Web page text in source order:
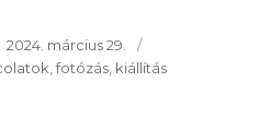
Publikálva
2024. március 29.
fotózás kiállítás